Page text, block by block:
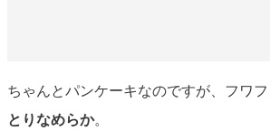
ちゃんとパンケーキなのですが、フワフ
とりなめらか。